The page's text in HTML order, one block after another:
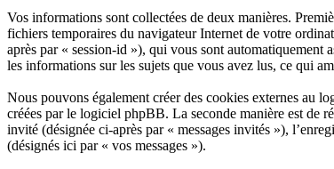
Vos informations sont collectées de deux manières.
fichiers temporaires du navigateur Internet de votre
après par « session-id »), qui vous sont
les informations sur les sujets que vous avez lus, ce qui
Nous pouvons également créer des cookies externes au
créées par le logiciel phpBB. La seconde manière est de
invité (désignée ci-après par « messages invités »),
(désignés ici par « vos messages »).